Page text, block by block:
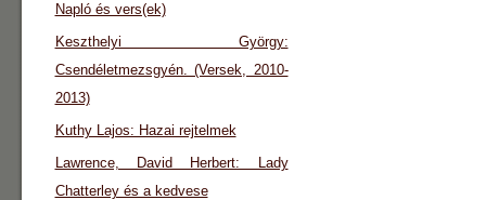
Napló és vers(ek)
Keszthelyi György:
Csendéletmezsgyén. (Versek, 2010-
2013)
Kuthy Lajos: Hazai rejtelmek
Lawrence, David Herbert: Lady
Chatterley és a kedvese